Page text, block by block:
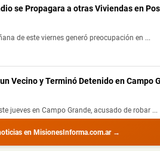
se Propagara a otras Viviendas en
de este viernes generó preocupación en ...
Vecino y Terminó Detenido en Campo
jueves en Campo Grande, acusado de robar ...
en MisionesInforma.com.ar →